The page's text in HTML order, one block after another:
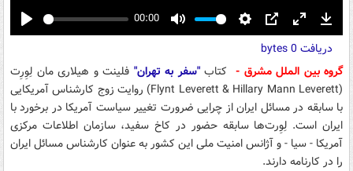
Play
00:00
Mute Settings
PIP Enter
fullscreen
دریافت 0 bytes
گروه بین الملل مشرق - کتاب"سفر به تهران" فلینت و هیلاری مان لِوِرِت
(Flynt Leverett & Hillary Mann Leverett) روایت زوج کارشناس آمریکایی
با سابقه در مسائل ایران از چرایی ضرورت تغییر سیاست آمریکا در برخورد با
ایران است. لِوِرت‌ها سابقه حضور در کاخ سفید، سازمان اطلاعات مرکزی
آمریکا - سیا - و آژانس امنیت ملی این کشور به عنوان کارشناس مسائل ایران
را در کارنامه دارند.